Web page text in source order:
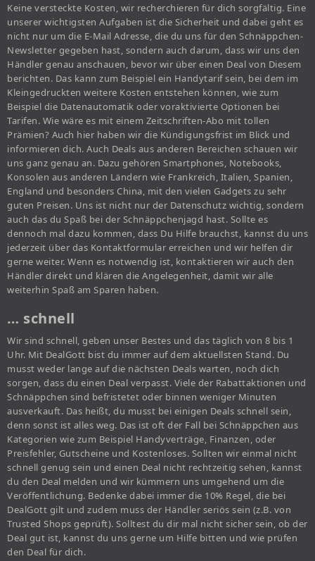
Keine versteckte Kosten, wir recherchieren für dich sorgfältig. Eine
unserer wichtigsten Aufgaben ist die Sicherheit und dabei geht es
nicht nur um die E-Mail Adresse, die du uns für den Schnäppchen-
Newsletter gegeben hast, sondern auch darum, dass wir uns den
Händler genau anschauen, bevor wir über einen Deal von Diesem
berichten. Das kann zum Beispiel ein Handytarif sein, bei dem im
Kleingedruckten weitere Kosten entstehen können, wie zum
Beispiel die Datenautomatik oder voraktivierte Optionen bei
Tarifen. Wie wäre es mit einem Zeitschriften-Abo mit tollen
Prämien? Auch hier haben wir die Kündigungsfrist im Blick und
informieren dich. Auch Deals aus anderen Bereichen schauen wir
uns ganz genau an. Dazu gehören Smartphones, Notebooks,
Konsolen aus anderen Ländern wie Frankreich, Italien, Spanien,
England und besonders China, mit den vielen Gadgets zu sehr
guten Preisen. Uns ist nicht nur der Datenschutz wichtig, sondern
auch das du Spaß bei der Schnäppchenjagd hast. Sollte es
dennoch mal dazu kommen, dass Du Hilfe brauchst, kannst du uns
jederzeit über das Kontaktformular erreichen und wir helfen dir
gerne weiter. Wenn es notwendig ist, kontaktieren wir auch den
Händler direkt und klären die Angelegenheit, damit wir alle
weiterhin Spaß am Sparen haben.
… schnell
Wir sind schnell, geben unser Bestes und das täglich von 8 bis 1
Uhr. Mit DealGott bist du immer auf dem aktuellsten Stand. Du
musst weder lange auf die nächsten Deals warten, noch dich
sorgen, dass du einen Deal verpasst. Viele der Rabattaktionen und
Schnäppchen sind befristetet oder binnen weniger Minuten
ausverkauft. Das heißt, du musst bei einigen Deals schnell sein,
denn sonst ist alles weg. Das ist oft der Fall bei Schnäppchen aus
Kategorien wie zum Beispiel Handyverträge, Finanzen, oder
Preisfehler, Gutscheine und Kostenloses. Sollten wir einmal nicht
schnell genug sein und einen Deal nicht rechtzeitig sehen, kannst
du den Deal melden und wir kümmern uns umgehend um die
Veröffentlichung. Bedenke dabei immer die 10% Regel, die bei
DealGott gilt und zudem muss der Händler seriös sein (z.B. von
Trusted Shops geprüft). Solltest du dir mal nicht sicher sein, ob der
Deal gut ist, kannst du uns gerne um Hilfe bitten und wie prüfen
den Deal für dich.